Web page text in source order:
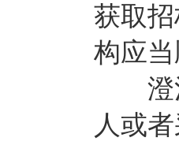
获取
构应
澄清
人或